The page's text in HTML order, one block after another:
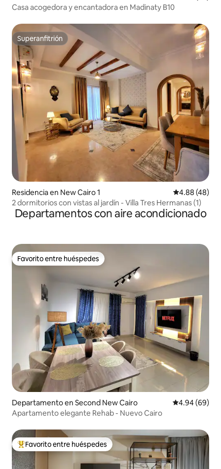
Casa acogedora y encantadora en Madinaty B10
Superanfitrión
Superanfitrión
Residencia en New Cairo 1 Calificación
4.88 (48)
2 dormitorios con vistas al jardín - Villa Tres Hermanas (1)
Departamentos con aire acondicionado
Favorito entre huéspedes
Favorito entre huéspedes
Departamento en Second New Cairo Calificación
4.94 (69)
Apartamento elegante Rehab - Nuevo Cairo
De los mejores en Favorito entre huéspedes
Favorito entre huéspedes